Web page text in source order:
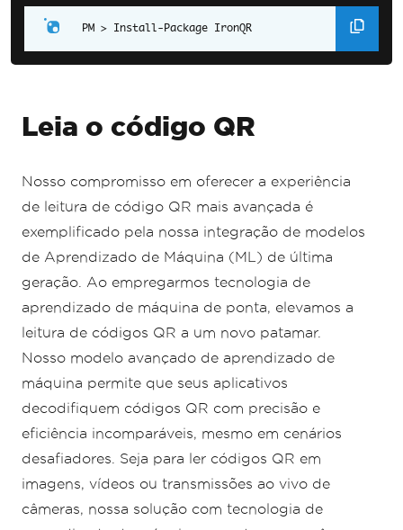
Install-Package IronQR
Leia o código QR
Nosso compromisso em oferecer a experiência
de leitura de código QR mais avançada é
exemplificado pela nossa integração de modelos
de Aprendizado de Máquina (ML) de última
geração. Ao empregarmos tecnologia de
aprendizado de máquina de ponta, elevamos a
leitura de códigos QR a um novo patamar.
Nosso modelo avançado de aprendizado de
máquina permite que seus aplicativos
decodifiquem códigos QR com precisão e
eficiência incomparáveis, mesmo em cenários
desafiadores. Seja para ler códigos QR em
imagens, vídeos ou transmissões ao vivo de
câmeras, nossa solução com tecnologia de